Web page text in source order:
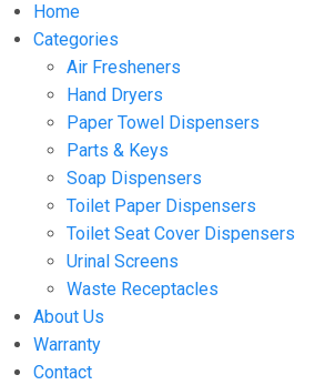
Home
Categories
Air Fresheners
Hand Dryers
Paper Towel Dispensers
Parts & Keys
Soap Dispensers
Toilet Paper Dispensers
Toilet Seat Cover Dispensers
Urinal Screens
Waste Receptacles
About Us
Warranty
Contact